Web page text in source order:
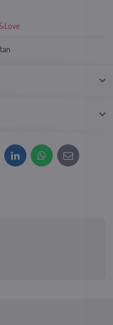
LinkedInWhatsApp
E-
mail